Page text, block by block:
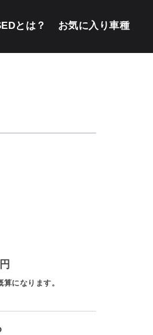
とは？ お気に入り車種
になります。